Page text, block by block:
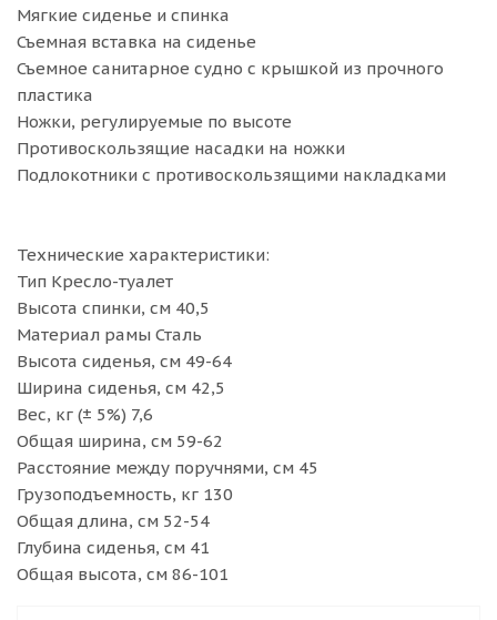
Мягкие сиденье и спинка
Съемная вставка на сиденье
Съемное санитарное судно с крышкой из прочного
пластика
Ножки, регулируемые по высоте
Противоскользящие насадки на ножки
Подлокотники с противоскользящими накладками
Технические характеристики:
Тип Кресло-туалет
Высота спинки, см 40,5
Материал рамы Сталь
Высота сиденья, см 49-64
Ширина сиденья, см 42,5
Вес, кг (± 5%) 7,6
Общая ширина, см 59-62
Расстояние между поручнями, см 45
Грузоподъемность, кг 130
Общая длина, см 52-54
Глубина сиденья, cм 41
Общая высота, см 86-101